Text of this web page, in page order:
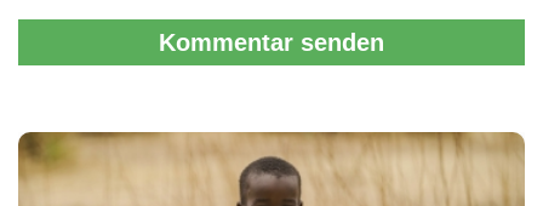
Kommentar senden